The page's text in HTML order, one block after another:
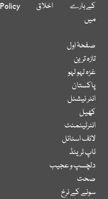
کے بارے
میں
اخلاق
Policy
صفحۂ اول
تازہ ترین
غزہ لہو لہو
پاکستان
انٹر نیشنل
کھیل
انٹرٹینمنٹ
لائف اسٹائل
ٹاپ ٹرینڈ
دلچسپ و عجیب
صحت
سونے کے نرخ